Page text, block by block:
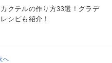
クテルの作り方33選！グラデ
シピも紹介！
へ